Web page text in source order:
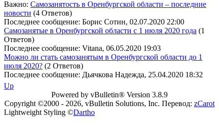
Важно: Самозанятость в Оренбургской области – последние
новости (4 Ответов)
Последнее сообщение: Борис Сотин, 02.07.2020 22:00
Самозанятые в Оренбургской области с 1 июля 2020 года (1
Ответов)
Последнее сообщение: Vitana, 06.05.2020 19:03
Можно ли стать самозанятым в Оренбургской области до 1
июля 2020? (2 Ответов)
Последнее сообщение: Дьячкова Надежда, 25.04.2020 18:32
Up
Powered by vBulletin® Version 3.8.9
Copyright ©2000 - 2026, vBulletin Solutions, Inc. Перевод: zCarot
Lightweight Styling ©Dartho